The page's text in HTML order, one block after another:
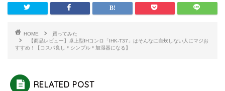
HOME
買ってみた
【商品レビュー】卓上型IHコンロ「IHK-T37」はそんなに自炊しない人にマジお
すすめ！【コスパ良し＊シンプル＊加湿器になる】
RELATED POST